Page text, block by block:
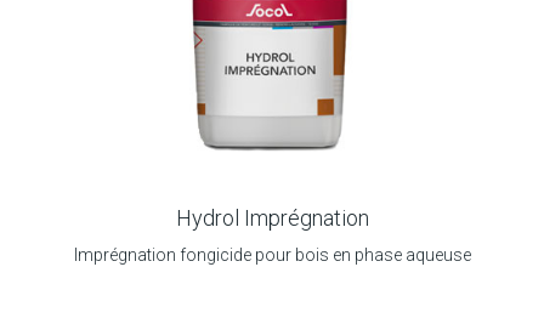
Hydrol Imprégnation
Imprégnation fongicide pour bois en phase aqueuse